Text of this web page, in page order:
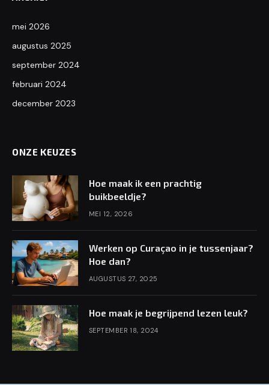
mei 2026
augustus 2025
september 2024
februari 2024
december 2023
ONZE KEUZES
Hoe maak ik een prachtig
buikbeeldje?
MEI 12, 2026
Werken op Curaçao in je tussenjaar?
Hoe dan?
AUGUSTUS 27, 2025
Hoe maak je begrijpend lezen leuk?
SEPTEMBER 18, 2024